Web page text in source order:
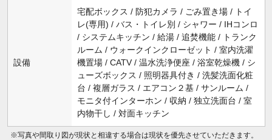
設備
宅配ボックス / 防犯カメラ / ごみ置き場 / トイ
レ(専用) / バス・トイレ別 / シャワー / IHコンロ
/ システムキッチン / 給湯 / 追焚機能 / トランク
ルーム / ウォークインクローゼット / 室内洗濯
機置場 / CATV / 温水洗浄便座 / 浴室乾燥機 / シ
ューズボックス / 照明器具付き / 洗髪洗面化粧
台 / 複層ガラス / エアコン２基 / サンルーム /
モニタ付インターホン / 収納 / 独立洗面台 / 室
内物干し / 対面キッチン
※写真や間取り図が現状と相違する場合は現状を優先させていただきます。